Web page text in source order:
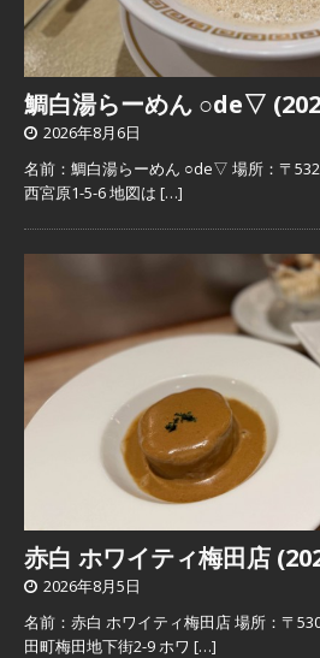
鯛白湯らーめん ○de▽
2026年8月6日
名前：鯛白湯らーめん ○de▽ 場所：〒
西宮原1-5-6 地図は […]
赤白 ホワイティ梅田店
2026年8月5日
名前：赤白 ホワイティ梅田店 場所：〒
田町梅田地下街2-9 ホワ […]